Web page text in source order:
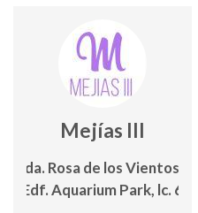
Mejías III
Avda. Rosa de los Vientos, 4;
Edf. Aquarium Park, lc. 6
https://